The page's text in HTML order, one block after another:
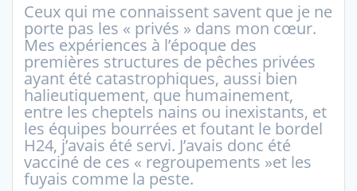
Ceux qui me connaissent savent que je ne
porte pas les « privés » dans mon cœur.
Mes expériences à l’époque des
premières structures de pêches privées
ayant été catastrophiques, aussi bien
halieutiquement, que humainement,
entre les cheptels nains ou inexistants, et
les équipes bourrées et foutant le bordel
H24, j’avais été servi. J’avais donc été
vacciné de ces « regroupements »et les
fuyais comme la peste.